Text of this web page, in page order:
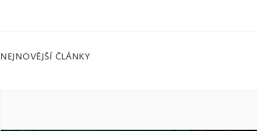
NEJNOVĚJŠÍ ČLÁNKY